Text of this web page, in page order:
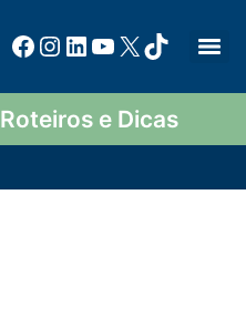
Roteiros e Dicas